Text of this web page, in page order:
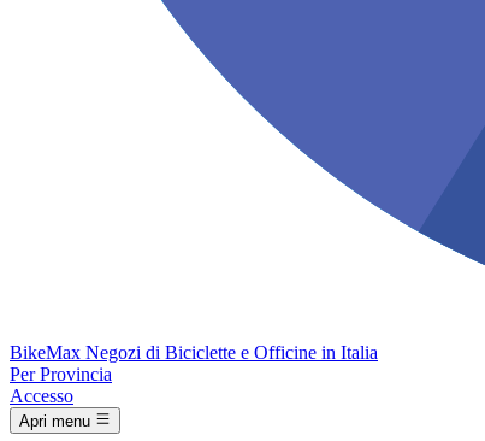
BikeMax Negozi di Biciclette e Officine in Italia
Per Provincia
Accesso
Apri menu